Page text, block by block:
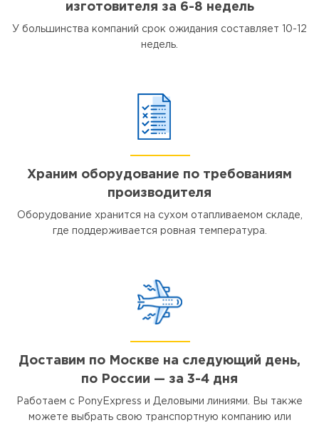
изготовителя за 6-8 недель
У большинства компаний срок ожидания составляет 10-12
недель.
Храним оборудование по требованиям
производителя
Оборудование хранится на сухом отапливаемом складе,
где поддерживается ровная температура.
Доставим по Москве на следующий день,
по России — за 3-4 дня
Работаем с PonyExpress и Деловыми линиями. Вы также
можете выбрать свою транспортную компанию или